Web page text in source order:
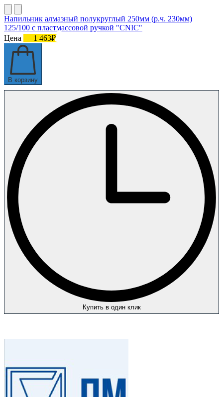
Напильник алмазный полукруглый 250мм (р.ч. 230мм)
125/100 с пластмассовой ручкой "CNIC"
Цена
1 463₽
В корзину
Купить в один клик